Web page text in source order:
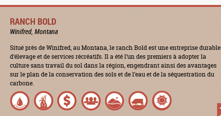
RANCH BOLD
Winifred, Montana
Situé près de Winifred, au Montana, le ranch Bold est une entreprise durable
d’élevage et de services récréatifs. Il a été l’un des premiers à adopter la
culture sans travail du sol dans la région, engendrant ainsi des avantages
sur le plan de la conservation des sols et de l’eau et de la séquestration du
carbone.